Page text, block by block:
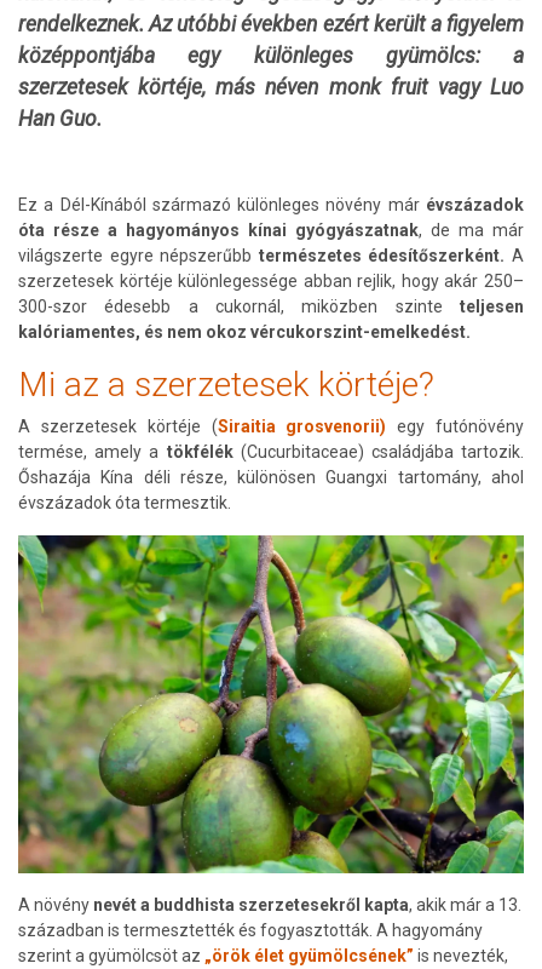
rendelkeznek. Az utóbbi években ezért került a figyelem
középpontjába egy különleges gyümölcs: a
szerzetesek körtéje, más néven monk fruit vagy Luo
Han Guo.
Ez a Dél-Kínából származó különleges növény már évszázadok
óta része a hagyományos kínai gyógyászatnak, de ma már
világszerte egyre népszerűbb természetes édesítőszerként.A
szerzetesek körtéje különlegessége abban rejlik, hogy akár 250–
300-szor édesebb a cukornál, miközben szinte teljesen
kalóriamentes, és nem okoz vércukorszint-emelkedést.
Mi az a szerzetesek körtéje?
A szerzetesek körtéje (Siraitia grosvenorii) egy futónövény
termése, amely a tökfélék(Cucurbitaceae) családjába tartozik.
Őshazája Kína déli része, különösen Guangxi tartomány, ahol
évszázadok óta termesztik.
A növény nevét a buddhista szerzetesekről kapta, akik már a 13.
században is termesztették és fogyasztották. A hagyomány
szerint a gyümölcsöt az „örök élet gyümölcsének” is nevezték,